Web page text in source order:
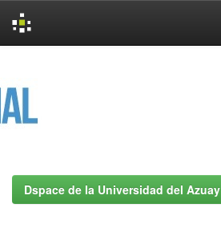
Dspace de la Universidad del Azuay